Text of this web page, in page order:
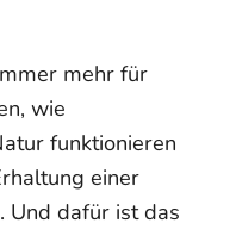
mehr für
wie
funktionieren
einer
Und dafür ist das